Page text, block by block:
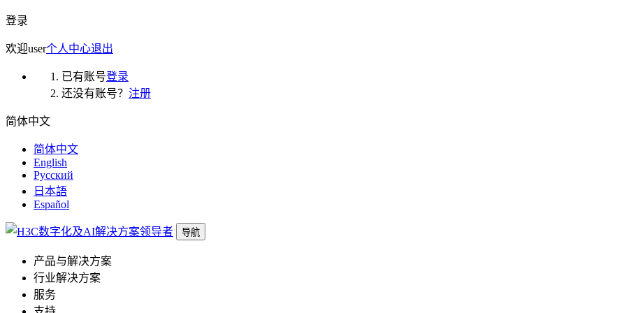
登录
欢迎user个人中心退出
已有账号登录
还没有账号？ 注册
简体中文
简体中文
English
Русский
日本語
Español
导航
产品与解决方案
行业解决方案
服务